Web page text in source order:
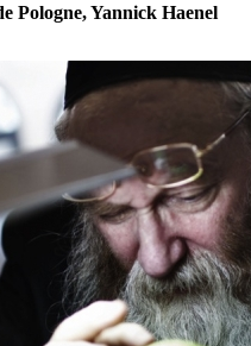
Pologne, Yannick Haenel